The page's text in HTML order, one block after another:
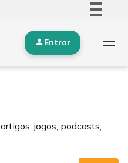
Simplifique!
Comunica BR
Entrar
jogos, podcasts,